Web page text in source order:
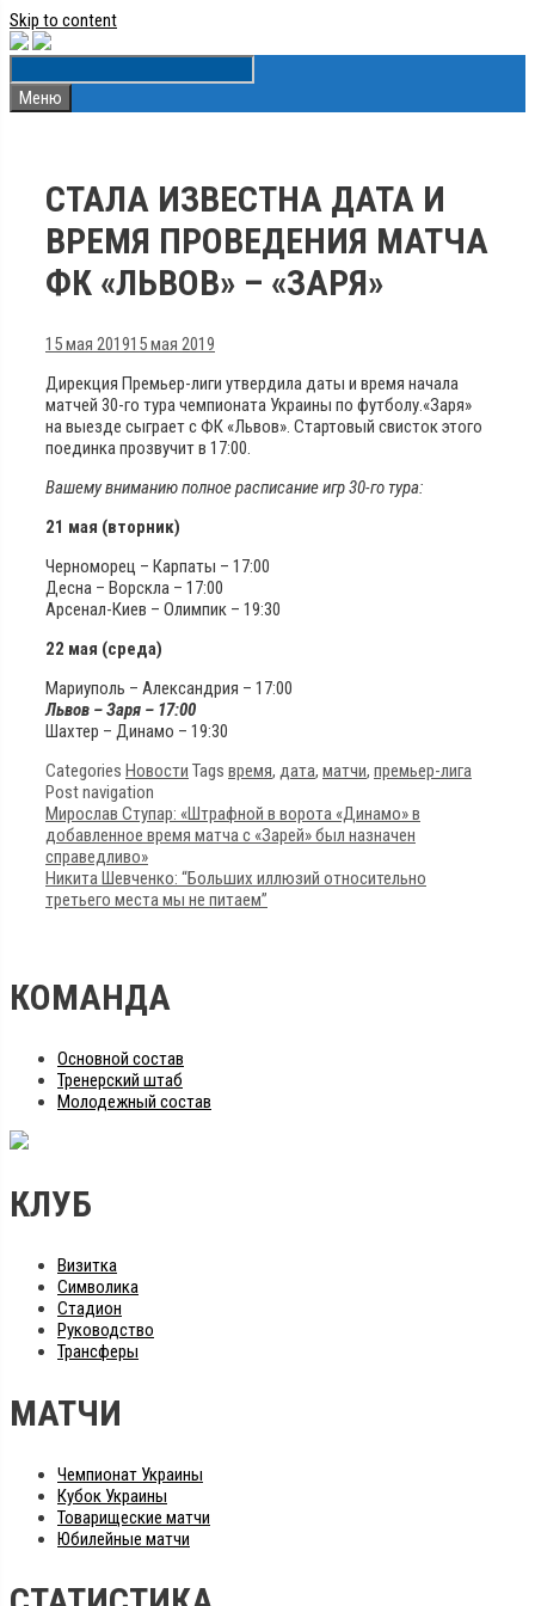
Skip to content
Меню
СТАЛА ИЗВЕСТНА ДАТА И
ВРЕМЯ ПРОВЕДЕНИЯ МАТЧА
ФК «ЛЬВОВ» – «ЗАРЯ»
15 мая 201915 мая 2019
Дирекция Премьер-лиги утвердила даты и время начала
матчей 30-го тура чемпионата Украины по футболу.«Заря»
на выезде сыграет с ФК «Львов». Стартовый свисток этого
поединка прозвучит в 17:00.
Вашему вниманию полное расписание игр 30-го тура:
21 мая (вторник)
Черноморец – Карпаты – 17:00
Десна – Ворскла – 17:00
Арсенал-Киев – Олимпик – 19:30
22 мая (среда)
Мариуполь – Александрия – 17:00
Львов – Заря – 17:00
Шахтер – Динамо – 19:30
Categories Новости Tags время, дата, матчи, премьер-лига
Post navigation
Мирослав Ступар: «Штрафной в ворота «Динамо» в
добавленное время матча с «Зарей» был назначен
справедливо»
Никита Шевченко: “Больших иллюзий относительно
третьего места мы не питаем”
КОМАНДА
Основной состав
Тренерский штаб
Молодежный состав
КЛУБ
Визитка
Символика
Стадион
Руководство
Трансферы
МАТЧИ
Чемпионат Украины
Кубок Украины
Товарищеские матчи
Юбилейные матчи